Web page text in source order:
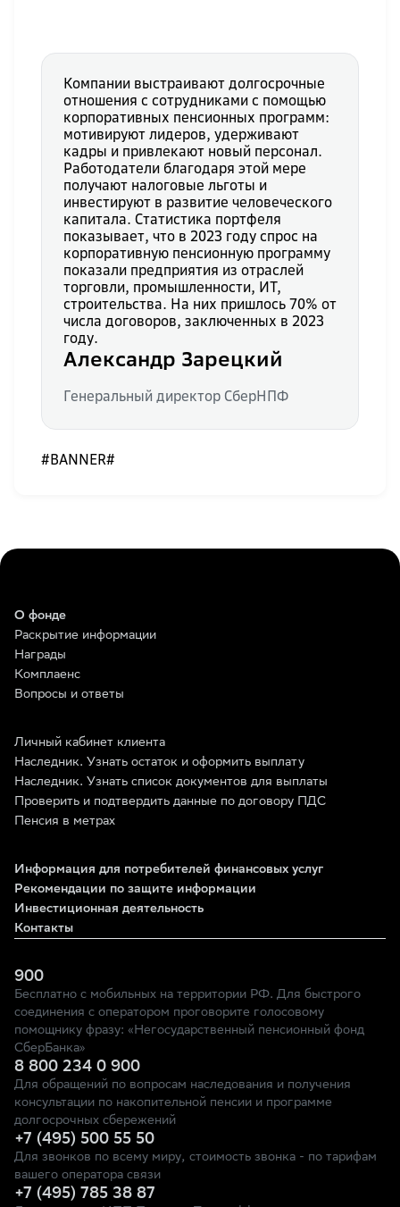
Компании выстраивают долгосрочные
отношения с сотрудниками с помощью
корпоративных пенсионных программ:
мотивируют лидеров, удерживают
кадры и привлекают новый персонал.
Работодатели благодаря этой мере
получают налоговые льготы и
инвестируют в развитие человеческого
капитала. Статистика портфеля
показывает, что в 2023 году спрос на
корпоративную пенсионную программу
показали предприятия из отраслей
торговли, промышленности, ИТ,
строительства. На них пришлось 70% от
числа договоров, заключенных в 2023
году.
Александр Зарецкий
Генеральный директор СберНПФ
#BANNER#
О фонде
Раскрытие информации
Награды
Комплаенс
Вопросы и ответы
Личный кабинет клиента
Наследник. Узнать остаток и оформить выплату
Наследник. Узнать список документов для выплаты
Проверить и подтвердить данные по договору ПДС
Пенсия в метрах
Информация для потребителей финансовых услуг
Рекомендации по защите информации
Инвестиционная деятельность
Контакты
900
Бесплатно с мобильных на территории РФ. Для быстрого
соединения с оператором проговорите голосовому
помощнику фразу: «Негосударственный пенсионный фонд
СберБанка»
8 800 234 0 900
Для обращений по вопросам наследования и получения
консультации по накопительной пенсии и программе
долгосрочных сбережений
+7 (495) 500 55 50
Для звонков по всему миру, стоимость звонка - по тарифам
вашего оператора связи
+7 (495) 785 38 87